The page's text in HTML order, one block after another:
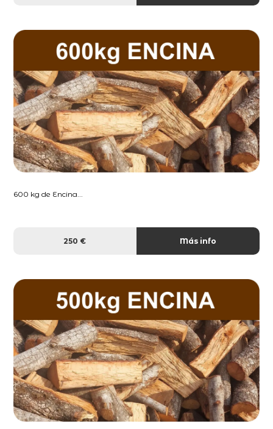
600 kg de Encina...
250 € Más info